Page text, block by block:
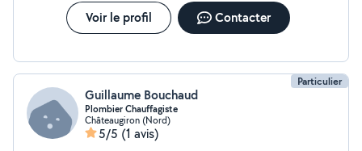
Voir le profil Contacter
Particulier
Guillaume Bouchaud
Plombier Chauffagiste
Châteaugiron (Nord)
5/5 (1 avis)